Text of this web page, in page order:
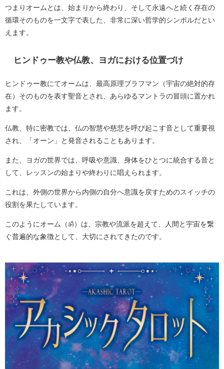
つまりオームとは、始まりから終わり、そして永遠へと続く存在の
循環そのものを一文字で表した、非常に深い哲学的シンボルだとい
えます。
ヒンドゥー教や仏教、ヨガにおける位置づけ
ヒンドゥー教にてオームは、最高原理ブラフマン（宇宙の絶対的存
在）そのものを表す聖音とされ、あらゆるマントラの冒頭に置かれ
ます。
仏教、特に密教では、仏の智慧や慈悲を呼び起こす音として重要視
され、「オーン」と発音されることもあります。
また、ヨガの世界では、呼吸や意識、身体をひとつに統合する音と
して、レッスンの始まりや終わりに唱えられます。
これは、外側の世界から内側の自分へ意識を戻すためのスイッチの
役割を果たしています。
このようにオーム（ॐ）は、宗教や流派を超えて、人間と宇宙を繋
ぐ普遍的な象徴として、大切にされてきたのです。